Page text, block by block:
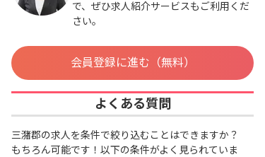
で、ぜひ求人紹介サービスもご利用くだ
さい。
会員登録に進む（無料）
よくある質問
三潴郡の求人を条件で絞り込むことはできますか？
もちろん可能です！以下の条件がよく見られていま